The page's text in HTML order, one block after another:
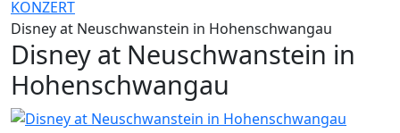
KONZERT
Disney at Neuschwanstein in Hohenschwangau
Disney at Neuschwanstein in
Hohenschwangau